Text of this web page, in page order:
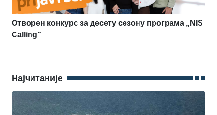
Отворен конкурс за десету сезону програма „NIS
Calling”
Најчитаније